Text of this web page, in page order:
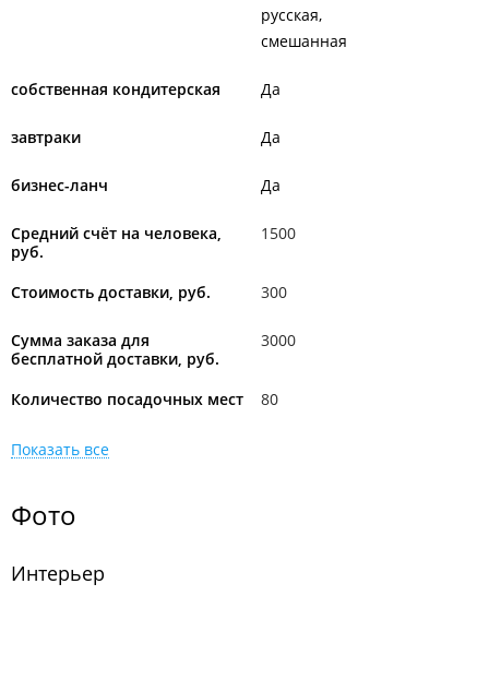
русская
смешанная
собственная кондитерская Да
завтраки Да
бизнес-ланч Да
Средний счёт на человека,
руб.
1500
Стоимость доставки, руб. 300
Сумма заказа для
бесплатной доставки, руб.
3000
Количество посадочных мест 80
Показать все
Фото
Интерьер